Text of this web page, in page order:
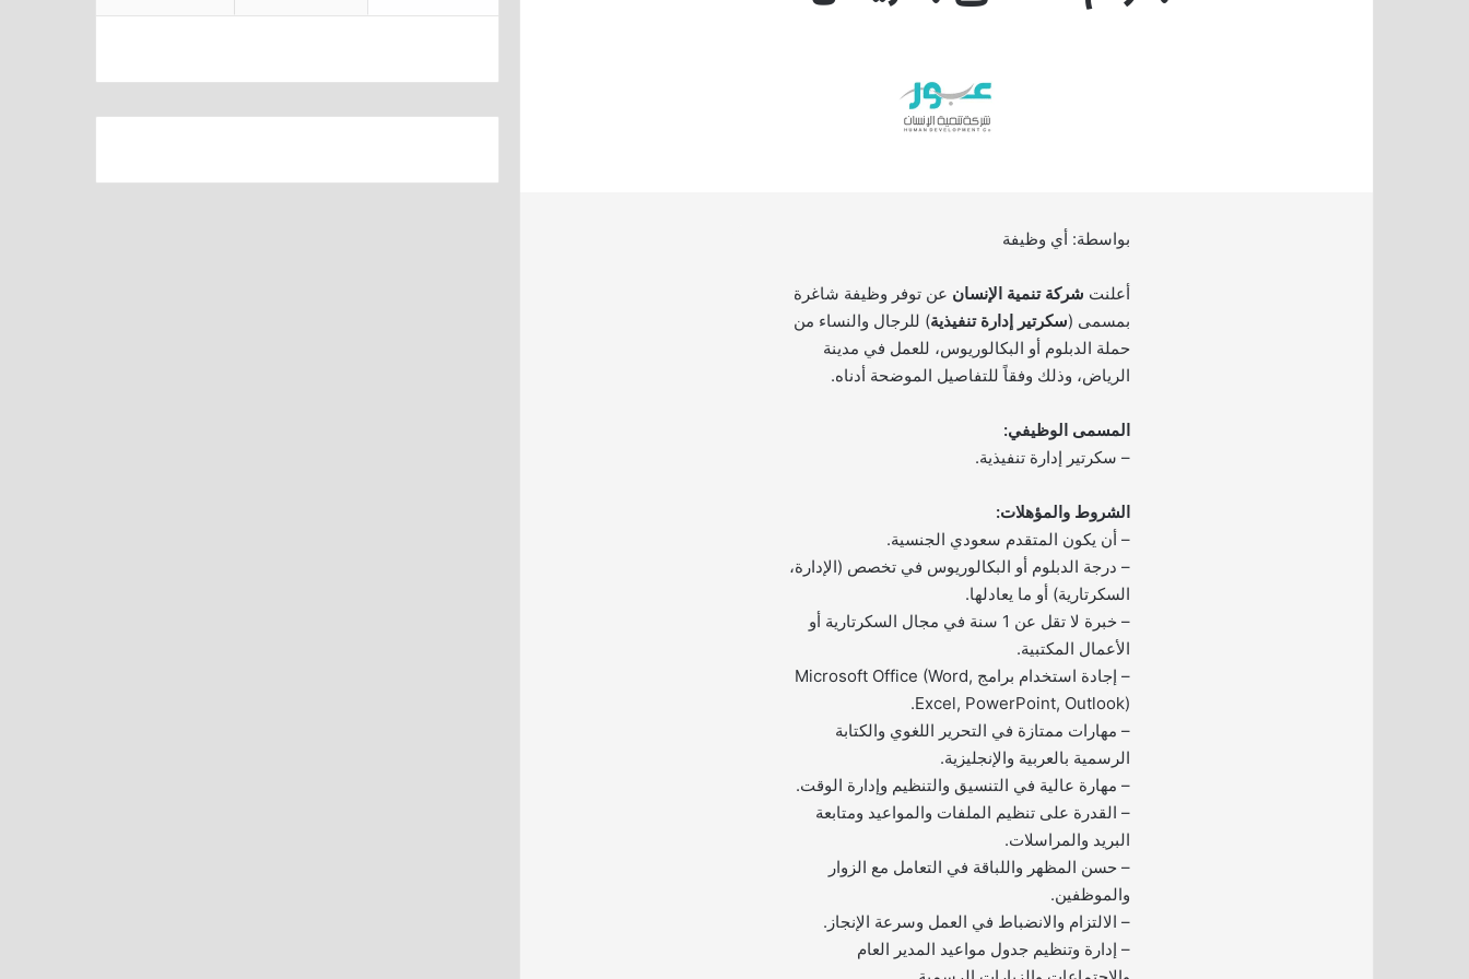
بواسطة: أي وظيفة
أعلنت شركة تنمية الإنسان عن توفر وظيفة شاغرة
بمسمى (سكرتير إدارة تنفيذية) للرجال والنساء من
حملة الدبلوم أو البكالوريوس، للعمل في مدينة
الرياض، وذلك وفقاً للتفاصيل الموضحة أدناه.
المسمى الوظيفي:
– سكرتير إدارة تنفيذية.
الشروط والمؤهلات:
– أن يكون المتقدم سعودي الجنسية.
– درجة الدبلوم أو البكالوريوس في تخصص (الإدارة،
السكرتارية) أو ما يعادلها.
– خبرة لا تقل عن 1 سنة في مجال السكرتارية أو
الأعمال المكتبية.
– إجادة استخدام برامج Microsoft Office (Word,
Excel, PowerPoint, Outlook).
– مهارات ممتازة في التحرير اللغوي والكتابة
الرسمية بالعربية والإنجليزية.
– مهارة عالية في التنسيق والتنظيم وإدارة الوقت.
– القدرة على تنظيم الملفات والمواعيد ومتابعة
البريد والمراسلات.
– حسن المظهر واللباقة في التعامل مع الزوار
والموظفين.
– الالتزام والانضباط في العمل وسرعة الإنجاز.
– إدارة وتنظيم جدول مواعيد المدير العام